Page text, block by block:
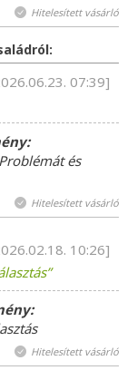
Hitelesített vásárló
07:39]
és
Hitelesített vásárló
10:26]
Hitelesített vásárló